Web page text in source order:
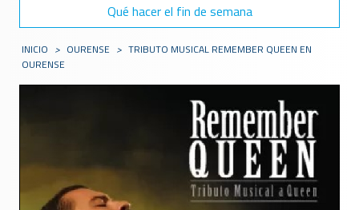
Qué hacer el fin de semana
INICIO > OURENSE > TRIBUTO MUSICAL REMEMBER QUEEN EN
OURENSE